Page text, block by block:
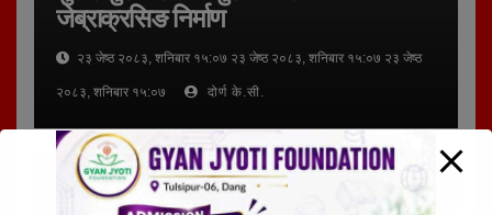
जेब्राक्रसिङ निर्माण
२३ जेष्ठ २०८३, शनिबार १५:०७ २३ जेष्ठ २०८३, शनिबार १५:०७ २३ जेष्ठ
२०८३, शनिबार १५:०७ दोर्ण के.सी.
अन्तर्राष्ट्रिय कुराकानी तुलसीपुर उपमहानगरपालिका राजनीति लुम्बिनी प्रदेश
स्थानीय समाचार